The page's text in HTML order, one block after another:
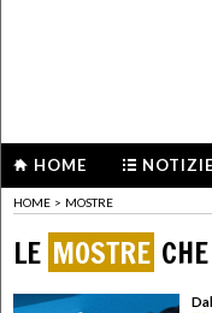
HOME NOTIZIE
HOME > MOSTRE
LE MOSTRE